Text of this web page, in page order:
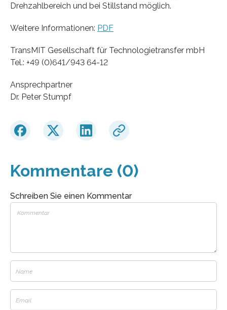
Drehzahlbereich und bei Stillstand möglich.
Weitere Informationen: PDF
TransMIT Gesellschaft für Technologietransfer mbH
Tel.: +49 (0)641/943 64-12
Ansprechpartner
Dr. Peter Stumpf
Kommentare (0)
Schreiben Sie einen Kommentar